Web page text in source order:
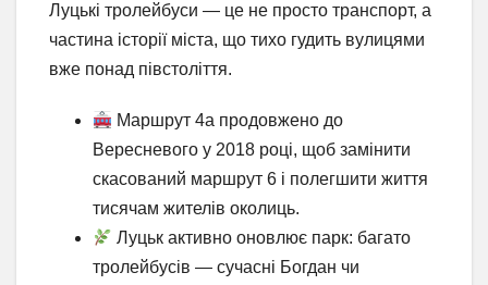
Луцькі тролейбуси — це не просто транспорт, а
частина історії міста, що тихо гудить вулицями
вже понад півстоліття.
Маршрут 4а продовжено до
Вересневого у 2018 році, щоб замінити
скасований маршрут 6 і полегшити життя
тисячам жителів околиць.
Луцьк активно оновлює парк: багато
тролейбусів — сучасні Богдан чи